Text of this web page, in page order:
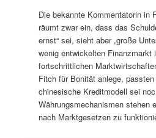
Die bekannte Kommentatorin in
räumt zwar ein, dass das
ernst“ sei, sieht aber „große
wenig entwickelten Finanzmarkt
fortschrittlichen
Fitch für Bonität anlege,
chinesische Kreditmodell sei
Währungsmechanismen stehen
nach Marktgesetzen zu